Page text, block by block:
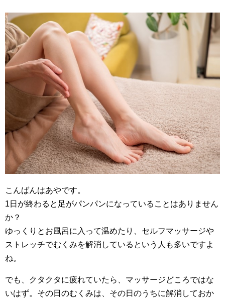
こんばんはあやです。
1日が終わると足がパンパンになっていることはありません
か？
ゆっくりとお風呂に入って温めたり、セルフマッサージや
ストレッチでむくみを解消しているという人も多いですよ
ね。
でも、クタクタに疲れていたら、マッサージどころではな
いはず。その日のむくみは、その日のうちに解消しておか